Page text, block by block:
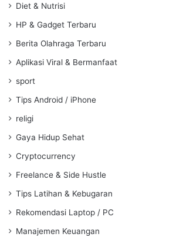
Diet & Nutrisi
HP & Gadget Terbaru
Berita Olahraga Terbaru
Aplikasi Viral & Bermanfaat
sport
Tips Android / iPhone
religi
Gaya Hidup Sehat
Cryptocurrency
Freelance & Side Hustle
Tips Latihan & Kebugaran
Rekomendasi Laptop / PC
Manajemen Keuangan